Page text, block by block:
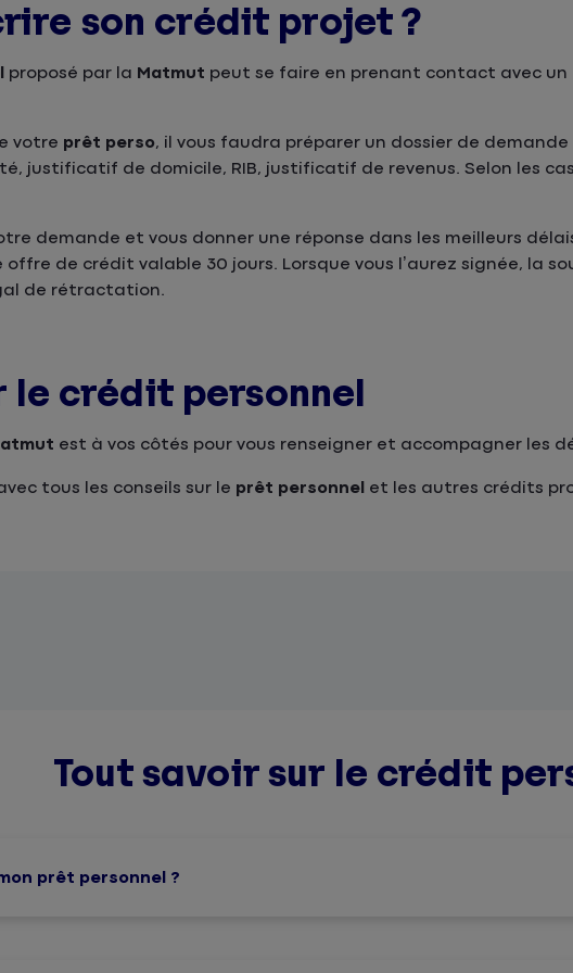
son crédit projet ?
proposé par la Matmut peut se faire en prenant contact avec un
votre prêt perso, il vous faudra préparer un dossier de
justificatif de domicile, RIB, justificatif de revenus. Selon les
demande et vous donner une réponse dans les meilleurs
offre de crédit valable 30 jours. Lorsque vous l’aurez signée, la
de rétractation.
le crédit personnel
est à vos côtés pour vous renseigner et accompagner les
tous les conseils sur le prêt personnel et les autres crédits
Tout savoir sur le crédit
prêt personnel ?